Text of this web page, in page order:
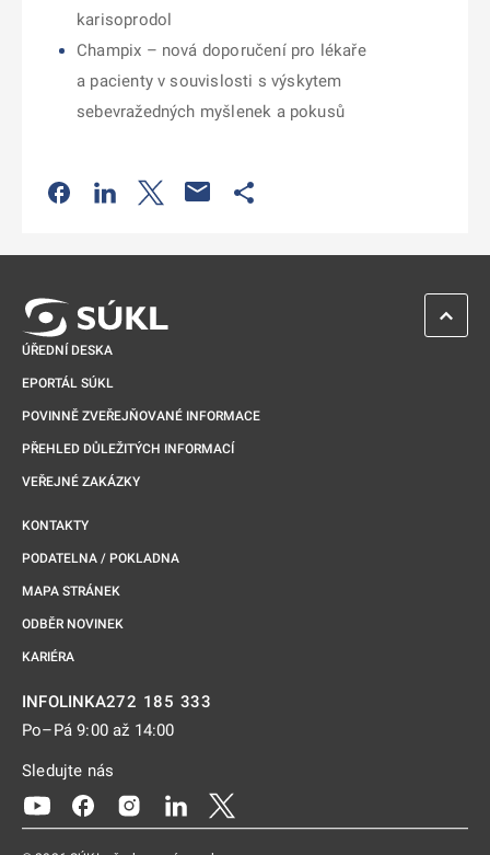
karisoprodol
Champix – nová doporučení pro lékaře
a pacienty v souvislosti s výskytem
sebevražedných myšlenek a pokusů
Odkaz se otevře na nové kartě
Odkaz se otevře na nové kartě
Odkaz se otevře na nové kartě
ÚŘEDNÍ DESKA
EPORTÁL SÚKL
POVINNĚ ZVEŘEJŇOVANÉ INFORMACE
PŘEHLED DŮLEŽITÝCH INFORMACÍ
VEŘEJNÉ ZAKÁZKY
KONTAKTY
PODATELNA / POKLADNA
MAPA STRÁNEK
ODBĚR NOVINEK
KARIÉRA
INFOLINKA272 185 333
Po–Pá 9:00 až 14:00
Sledujte nás
Odkaz se otevře na nové kartě
Odkaz se otevře na nové kartě
Odkaz se otevře na nové kartě
Odkaz se otevře na nové kartě
ZPĚT